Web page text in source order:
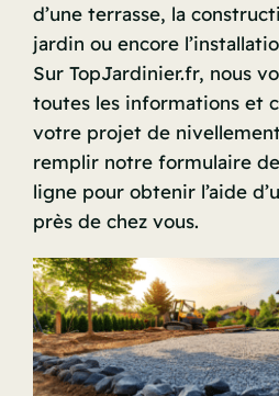
d’une terrasse, la
jardin ou encore
Sur TopJardinier.fr, nous
toutes les informations et
votre projet de
remplir notre formulaire de
lignepour obtenir l’aide
près de chez vous.